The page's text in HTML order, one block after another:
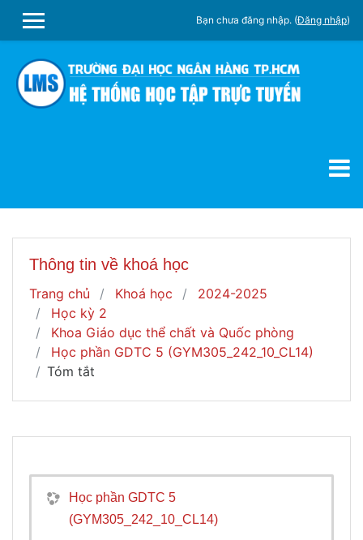
SIDE PANEL
Bạn chưa đăng nhập. (Đăng nhập)
Thông tin về khoá học
Trang chủ Khoá học
2024-2025
Học kỳ 2
Khoa Giáo dục thể chất và Quốc phòng
Học phần GDTC 5 (GYM305_242_10_CL14)
Tóm tắt
Học phần GDTC 5
(GYM305_242_10_CL14)